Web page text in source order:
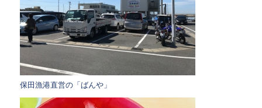
保田漁港直営の「ばんや」